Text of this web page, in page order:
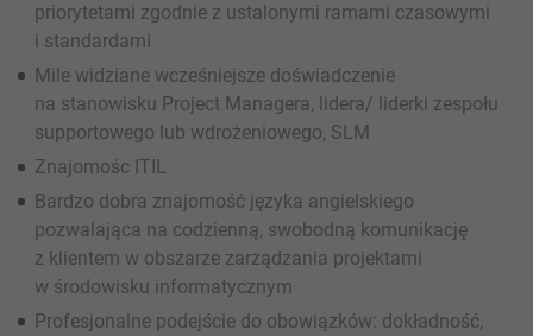
priorytetami zgodnie z ustalonymi ramami czasowymi
i standardami
Mile widziane wcześniejsze doświadczenie
na stanowisku Project Managera, lidera/ liderki zespołu
supportowego lub wdrożeniowego, SLM
Znajomośc ITIL
Bardzo dobra znajomość języka angielskiego
pozwalająca na codzienną, swobodną komunikację
z klientem w obszarze zarządzania projektami
w środowisku informatycznym
Profesjonalne podejście do obowiązków: dokładność,